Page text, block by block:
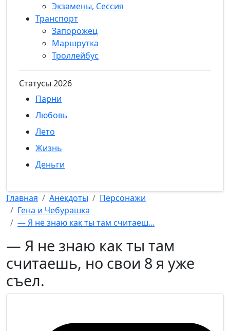
Экзамены, Сессия
Транспорт
Запорожец
Маршрутка
Троллейбус
Статуcы 2026
Парни
Любовь
Лето
Жизнь
Деньги
Главная Анекдоты
Персонажи
Гена и Чебурашка
— Я не знаю как ты там считаеш...
— Я не знаю как ты там
считаешь, но свои 8 я уже
съел.